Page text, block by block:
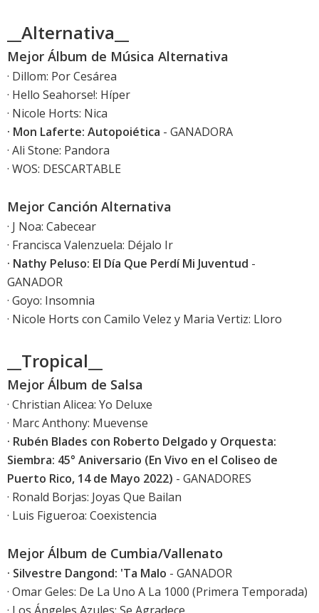
__Alternativa__
Mejor Álbum de Música Alternativa
· Dillom: Por Cesárea
· Hello Seahorse!: Híper
· Nicole Horts: Nica
· Mon Laferte: Autopoiética - GANADORA
· Ali Stone: Pandora
· WOS: DESCARTABLE
Mejor Canción Alternativa
· J Noa: Cabecear
· Francisca Valenzuela: Déjalo Ir
· Nathy Peluso: El Día Que Perdí Mi Juventud -
GANADOR
· Goyo: Insomnia
· Nicole Horts con Camilo Velez y Maria Vertiz: Lloro
__Tropical__
Mejor Álbum de Salsa
· Christian Alicea: Yo Deluxe
· Marc Anthony: Muevense
· Rubén Blades con Roberto Delgado y Orquesta:
Siembra: 45° Aniversario (En Vivo en el Coliseo de
Puerto Rico, 14 de Mayo 2022) - GANADORES
· Ronald Borjas: Joyas Que Bailan
· Luis Figueroa: Coexistencia
Mejor Álbum de Cumbia/Vallenato
· Silvestre Dangond: 'Ta Malo - GANADOR
· Omar Geles: De La Uno A La 1000 (Primera Temporada)